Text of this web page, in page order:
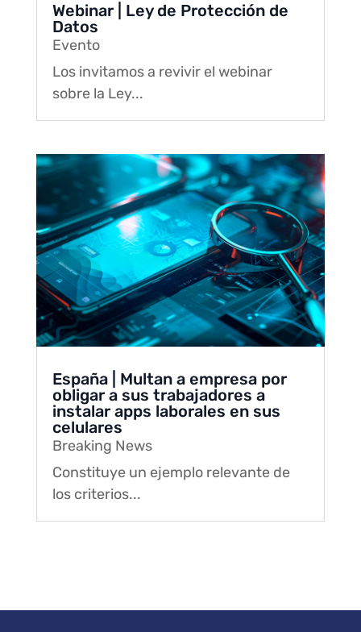
Webinar | Ley de Protección de
Datos
Evento
Los invitamos a revivir el webinar
sobre la Ley...
España | Multan a empresa por
obligar a sus trabajadores a
instalar apps laborales en sus
celulares
Breaking News
Constituye un ejemplo relevante de
los criterios...